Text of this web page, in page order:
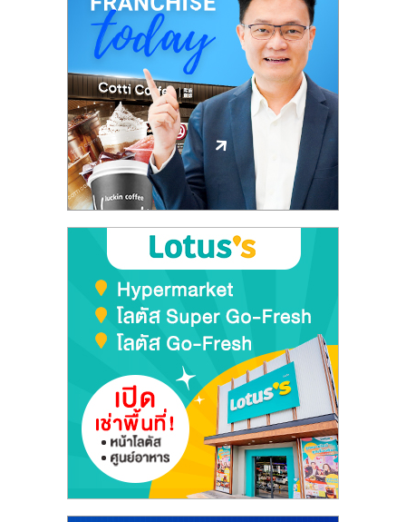
ปรึกษา
การ
ลงทุน
และ
ขยาย
ไชส์,